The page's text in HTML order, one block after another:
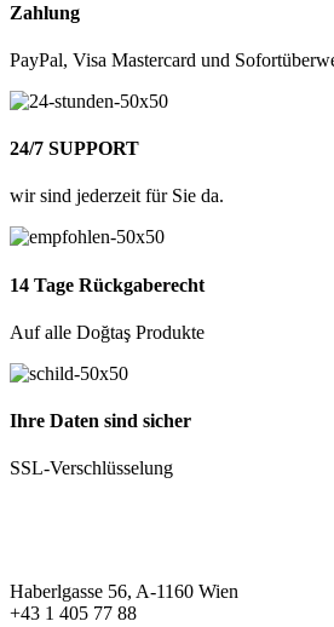
Zahlung
PayPal, Visa Mastercard und
24/7 SUPPORT
wir sind jederzeit für Sie da.
14 Tage Rückgaberecht
Auf alle Doğtaş Produkte
Ihre Daten sind sicher
SSL-Verschlüsselung
Haberlgasse 56, A-1160 Wien
+43 1 405 77 88